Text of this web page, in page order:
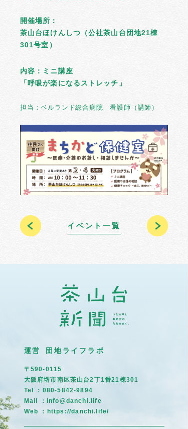
開催場所：
茶山台ほけんしつ（公社茶山台団地21棟
301号室）
内容：ミニ講座
「呼吸が楽になるストレッチ」
担当：ベルランド総合病院　看護師（講師）
イベント一覧
運営 団地ライフラボ
〒590-0115
大阪府堺市南区茶山台2丁1番21棟301
Tel ：080-5842-9894
Mail ：info@danchi.life
Web ： https://danchi.life/